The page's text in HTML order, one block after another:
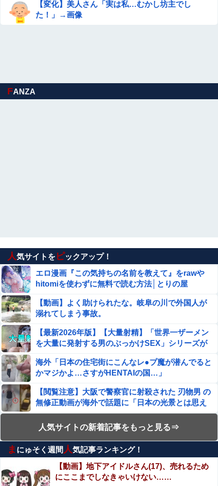
【変化】美人さん「実は私…むかし坊主でし
た！」→画像
FANZA
人気サイトをピックアップ！
エロ漫画『この気持ちの名前を教えて』をrawや
hitomiを使わずに無料で読む方法│とりの屋
【動画】よく助けられたな。岐阜の川で外国人が
溺れてしまう事故。
【最新2026年版】【大量射精】「世界一ザーメン
を大量に発射する男のぶっかけSEX」シリーズが
海外「日本の住宅街にこんなレ●プ魔が潜んでると
かマジかよ…さすがHENTAIの国…」
【閲覧注意】大阪で警察官に射殺された 刃物男 の
無修正動画が海外で話題に「日本の光景とは思え
ない」
福井梨莉華、写真集がエロい！ヌード期待の清楚
系女優、脱いだらおっぱい迫力が圧巻！
上西怜、写真集おっぱいがエロい！元NMB48、成
熟した至高のおっぱい！！
エロ漫画『どんなお願いでも聞いてくれる同級生
人気サイトの新着記事をもっと見る⇒
ま にゅそく週間 人気記事ランキング！
【動画】地下アイドルさん(17)、売れるため
にここまでしなきゃいけない……